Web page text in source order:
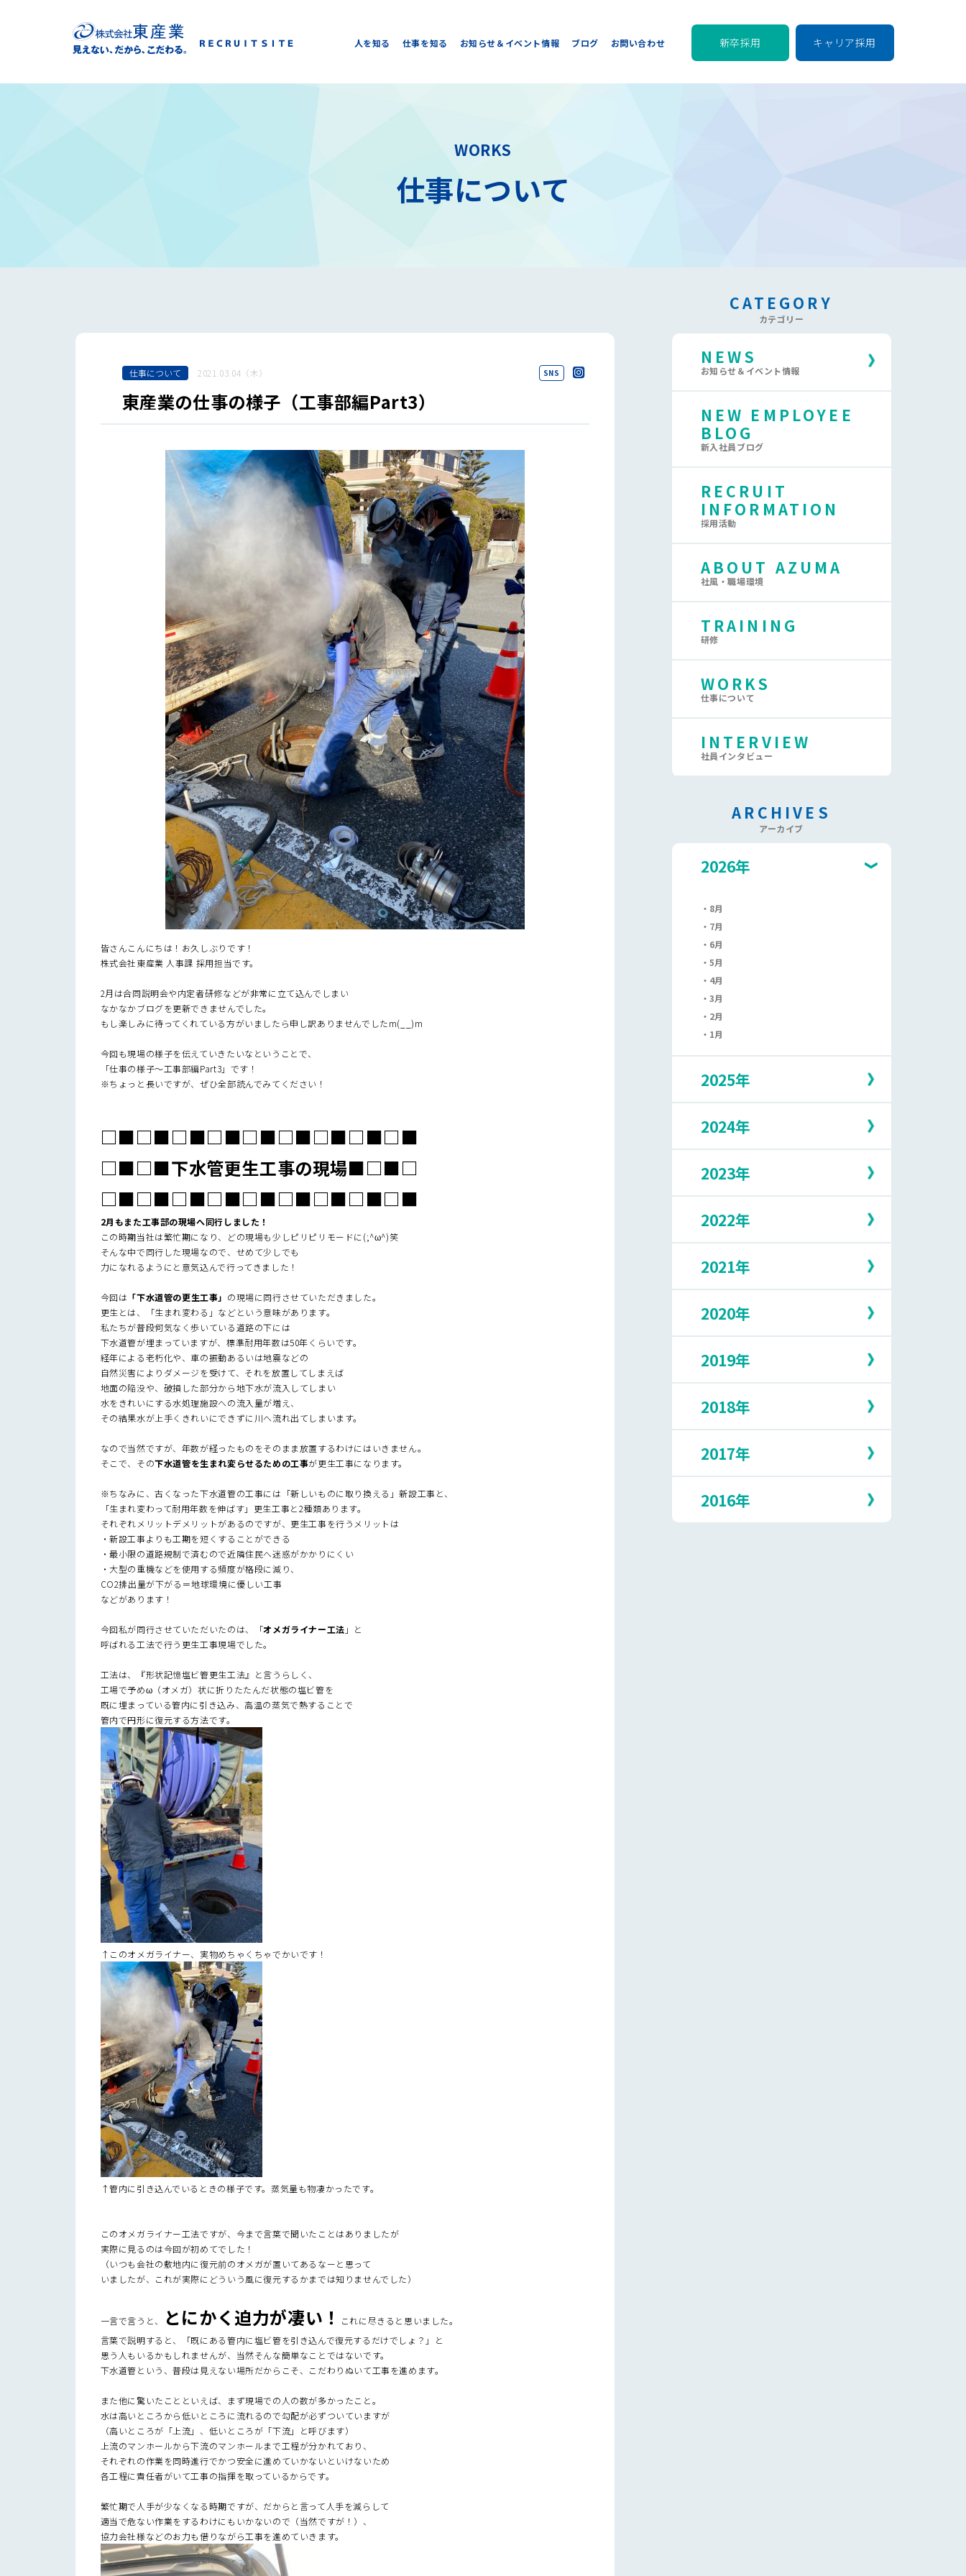
人を知る 仕事を知る お知らせ＆イベント情報 ブログ お問い合わせ 新卒採用 キャリア採用
WORKS
仕事について
仕事について 2021.03.04（木） SNS
東産業の仕事の様子（工事部編Part3）
皆さんこんにちは！お久しぶりです！
株式会社東産業 人事課 採用担当です。
2月は合同説明会や内定者研修などが非常に立て込んでしまい
なかなかブログを更新できませんでした。
もし楽しみに待ってくれている方がいましたら申し訳ありませんでしたm(__)m
今回も現場の様子を伝えていきたいなということで、
「仕事の様子～工事部編Part3」です！
※ちょっと長いですが、ぜひ全部読んでみてください！
□■□■□■□■□■□■□■□■□■
□■□■下水管更生工事の現場■□■□
□■□■□■□■□■□■□■□■□■
2月もまた工事部の現場へ同行しました！
この時期当社は繁忙期になり、どの現場も少しピリピリモードに(;^ω^)笑
そんな中で同行した現場なので、せめて少しでも
力になれるようにと意気込んで行ってきました！
今回は 「下水道管の更生工事」 の現場に同行させていただきました。
更生とは、「生まれ変わる」などという意味があります。
私たちが普段何気なく歩いている道路の下には
下水道管が埋まっていますが、標準耐用年数は50年くらいです。
経年による老朽化や、車の振動あるいは地震などの
自然災害によりダメージを受けて、それを放置してしまえば
地面の陥没や、破損した部分から地下水が流入してしまい
水をきれいにする水処理施設への流入量が増え、
その結果水が上手くきれいにできずに川へ流れ出てしまいます。
なので当然ですが、年数が経ったものをそのまま放置するわけにはいきません。
そこで、その下水道管を生まれ変らせるための工事が更生工事になります。
※ちなみに、古くなった下水道管の工事には「新しいものに取り換える」新設工事と、
「生まれ変わって耐用年数を伸ばす」更生工事と2種類あります。
それぞれメリットデメリットがあるのですが、更生工事を行うメリットは
・新設工事よりも工期を短くすることができる
・最小限の道路規制で済むので近隣住民へ迷惑がかかりにくい
・大型の重機などを使用する頻度が格段に減り、
CO2排出量が下がる＝地球環境に優しい工事
などがあります！
今回私が同行させていただいたのは、「オメガライナー工法 」と
呼ばれる工法で行う更生工事現場でした。
工法は、『形状記憶塩ビ管更生工法』と言うらしく、
工場で予めω（オメガ）状に折りたたんだ状態の塩ビ管を
既に埋まっている管内に引き込み、高温の蒸気で熱することで
管内で円形に復元する方法です。
↑このオメガライナー、実物めちゃくちゃでかいです！
↑管内に引き込んでいるときの様子です。蒸気量も物凄かったです。
このオメガライナー工法ですが、今まで言葉で聞いたことはありましたが
実際に見るのは今回が初めてでした！
（いつも会社の敷地内に復元前のオメガが置いてあるなーと思って
いましたが、これが実際にどういう風に復元するかまでは知りませんでした）
一言で言うと、 とにかく迫力が凄い！
これに尽きると思いました。
言葉で説明すると、「既にある管内に塩ビ管を引き込んで復元するだけでしょ？」と
思う人もいるかもしれませんが、当然そんな簡単なことではないです。
下水道管という、普段は見えない場所だからこそ、こだわりぬいて工事を進めます。
また他に驚いたことといえば、まず現場での人の数が多かったこと。
水は高いところから低いところに流れるので勾配が必ずついていますが
（高いところが「上流」、低いところが「下流」と呼びます）
上流のマンホールから下流のマンホールまで工程が分かれており、
それぞれの作業を同時進行でかつ安全に進めていかないといけないため
各工程に責任者がいて工事の指揮を取っているからです。
繁忙期で人手が少なくなる時期ですが、だからと言って人手を減らして
適当で危ない作業をするわけにもいかないので（当然ですが！）、
協力会社様などのお力も借りながら工事を進めていきます。
CATEGORY
カテゴリー
NEWS
お知らせ＆イベント情報
NEW EMPLOYEE
BLOG
新入社員ブログ
RECRUIT
INFORMATION
採用活動
ABOUT AZUMA
社風・職場環境
TRAINING
研修
WORKS
仕事について
INTERVIEW
社員インタビュー
ARCHIVES
アーカイブ
2026年
8月
7月
6月
5月
4月
3月
2月
1月
2025年
12月
9月
8月
6月
5月
4月
1月
2024年
12月
9月
8月
6月
5月
4月
1月
2023年
12月
9月
8月
6月
5月
4月
1月
2022年
12月
9月
8月
6月
5月
3月
2021年
12月
9月
8月
6月
5月
4月
2020年
12月
9月
8月
6月
5月
4月
2019年
12月
9月
8月
5月
2018年
12月
9月
8月
2017年
12月
2016年